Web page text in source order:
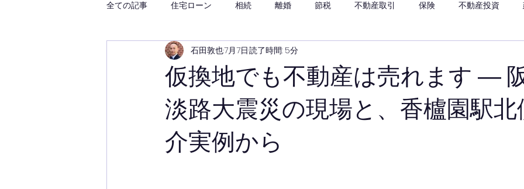
全ての記事 住宅ローン 相続 離婚 節税 不動産取引 保険 不動産投資
神戸の地域・時事
仮換地でも不動産は売れます ―
淡路大震災の現場と、香櫨園駅
介実例から
石田敦也7月7日読了時間: 5分